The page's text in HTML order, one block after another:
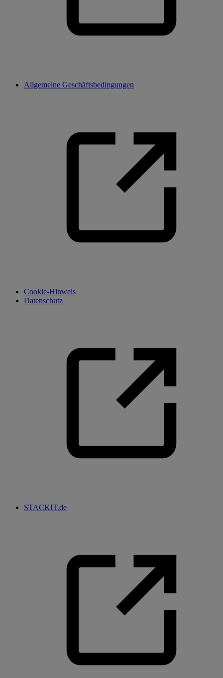
Allgemeine Geschäftsbedingungen
Cookie-Hinweis
Datenschutz
STACKIT.de